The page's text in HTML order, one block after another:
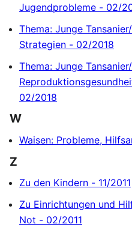
Jugendprobleme - 02/
Thema: Junge
Strategien - 02/2018
Thema: Junge
02/2018
W
Waisen: Probleme,
Z
Zu den Kindern - 11/2011
Zu Einrichtungen und
Not - 02/2011